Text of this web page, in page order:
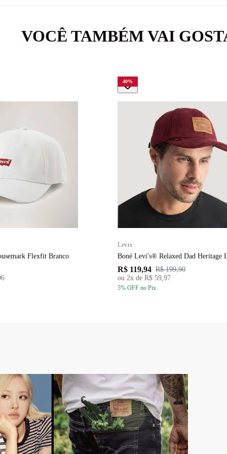
VOCÊ TAMBÉM VAI
Flexfit Branco
40%
Levis
Boné Levi's® Relaxed Dad Heritage
R$ 119,94 R$ 199,90
ou 2x de R$ 59,97
5% OFF no Pix